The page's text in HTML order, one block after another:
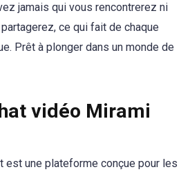
jamais qui vous rencontrerez ni
ce qui fait de chaque
Prêt à plonger dans un monde de
vidéo Mirami
est une plateforme conçue pour les